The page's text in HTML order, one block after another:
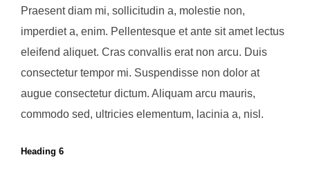
Praesent diam mi, sollicitudin a, molestie non,
imperdiet a, enim. Pellentesque et ante sit amet lectus
eleifend aliquet. Cras convallis erat non arcu. Duis
consectetur tempor mi. Suspendisse non dolor at
augue consectetur dictum. Aliquam arcu mauris,
commodo sed, ultricies elementum, lacinia a, nisl.
Heading 6